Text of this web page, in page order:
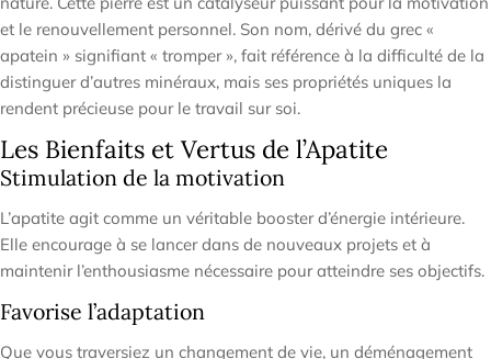
et le renouvellement personnel. Son nom, dérivé du grec «
apatein » signifiant « tromper », fait référence à la difficulté de la
distinguer d’autres minéraux, mais ses propriétés uniques la
rendent précieuse pour le travail sur soi.
Les Bienfaits et Vertus de l’Apatite
Stimulation de la motivation
L’apatite agit comme un véritable booster d’énergie intérieure.
Elle encourage à se lancer dans de nouveaux projets et à
maintenir l’enthousiasme nécessaire pour atteindre ses objectifs.
Favorise l’adaptation
Que vous traversiez un changement de vie, un déménagement